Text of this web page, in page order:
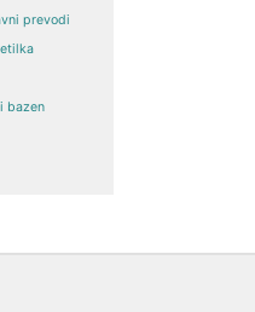
prevodi
bazen